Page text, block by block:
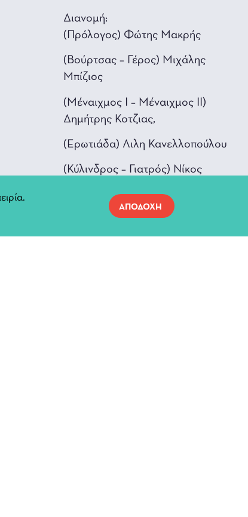
Διανομή:
(Πρόλογος) Φώτης Μακρής
(Βούρτσας – Γέρος) Μιχάλης
Μπίζιος
(Μέναιχμος Ι – Μέναιχμος ΙΙ)
Δημήτρης Κοτζιας,
(Ερωτιάδα) Λιλη Κανελλοπούλου
(Κύλινδρος – Γιατρός) Νίκος
(Μεσσnνίων) Γιώργος Τζέρπος
(Γυναίκα Μέναιχμου) Λιζολέττα
ΑΠΟΔΟΧΗ